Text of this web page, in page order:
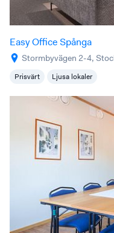
Easy Office Spånga
Stormbyvägen 2-4,
Prisvärt Ljusa lokaler